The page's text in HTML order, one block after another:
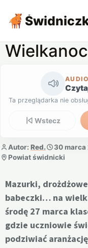
AUDIO
Ta przeglądarka nie
Wstecz
Autor: Red. 30 marca
Powiat świdnicki
Mazurki,
babeczki… na
środę 27 marca
gdzie uczniowie
podziwiać